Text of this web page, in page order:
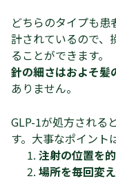
どちらのタイプも
計されているので、
ることができます。
針の細さはおよそ髪
ありません。
GLP-1が処方される
す。大事なポイント
注射の位置を
場所を毎回変え